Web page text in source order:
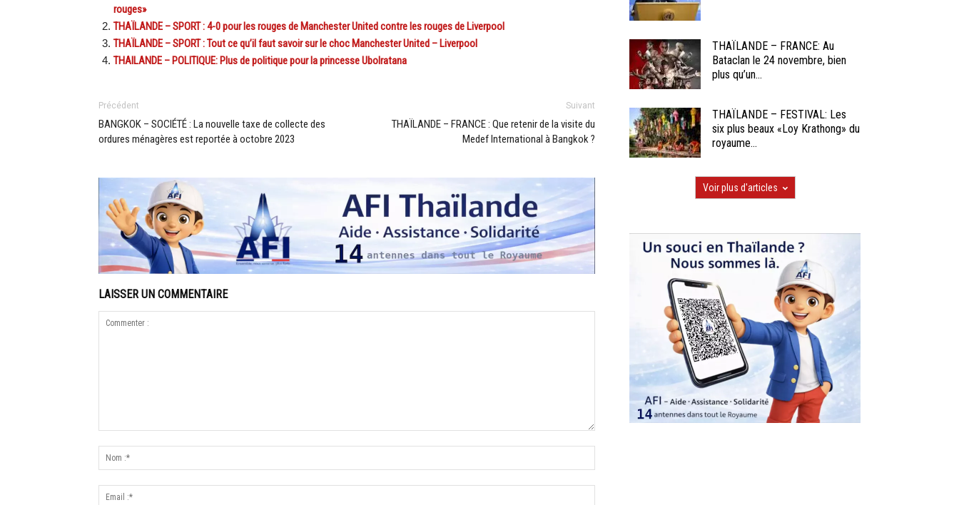
rouges»
THAÏLANDE – SPORT : 4-0 pour les rouges de Manchester United contre les rouges de Liverpool
THAÏLANDE – SPORT : Tout ce qu’il faut savoir sur le choc Manchester United – Liverpool
THAILANDE – POLITIQUE: Plus de politique pour la princesse Ubolratana
Précédent
BANGKOK – SOCIÉTÉ : La nouvelle taxe de collecte des
ordures ménagères est reportée à octobre 2023
Suivant
THAÏLANDE – FRANCE : Que retenir de la visite du
Medef International à Bangkok ?
LAISSER UN COMMENTAIRE
THAÏLANDE – FRANCE: Au
Bataclan le 24 novembre, bien
plus qu’un...
THAÏLANDE – FESTIVAL: Les
six plus beaux «Loy Krathong» du
royaume...
Voir plus d'articles